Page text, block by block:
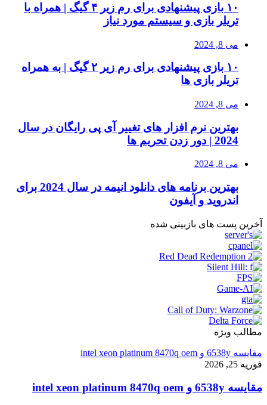
۱۰ بازی پیشنهادی برای رم زیر ۴ گیگ | همراه با
تریلر بازی و سیستم مورد نیاز
می 8, 2024
۱۰ بازی پیشنهادی برای رم زیر ۲ گیگ | به همراه
تریلر بازی ها
می 8, 2024
بهترین نرم افزار های تغییر آی پی رایگان در سال
2024 | دور زدن تحریم ها
می 8, 2024
بهترین برنامه های دانلود انیمه در سال 2024 برای
اندروید و آیفون
آخرین پست های بازبینی شده
مطالب ویژه
مقایسه 6538y و intel xeon platinum 8470q oem
فوریه 25, 2026
مقایسه 6538y و intel xeon platinum 8470q oem